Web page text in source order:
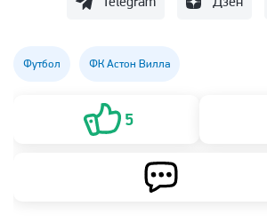
Футбол ФК Астон Вилла
5